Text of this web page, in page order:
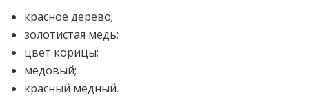
красное дерево;
золотистая медь;
цвет корицы;
медовый;
красный медный.